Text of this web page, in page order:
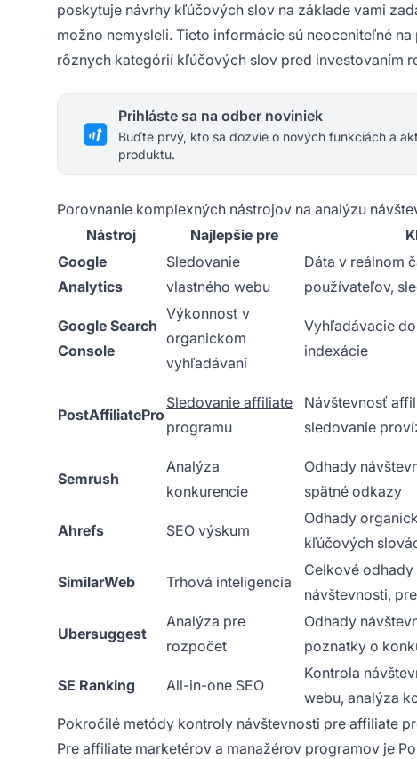
poskytuje návrhy kľúčových slov na základe vami
možno nemysleli. Tieto informácie sú neoceniteľné
rôznych kategórií kľúčových slov pred investovaním
Prihláste sa na odber noviniek
Buďte prvý, kto sa dozvie o nových funkciách a
produktu.
Porovnanie komplexných nástrojov na analýzu
Nástroj
Najlepšie pre
Google
Analytics
Sledovanie
vlastného webu
Dáta v reálnom
používateľov,
Google Search
Console
Výkonnosť v
organickom
vyhľadávaní
Vyhľadávacie
indexácie
PostAffiliatePro
Sledovanie affiliate
programu
Návštevnosť
sledovanie
Semrush
Analýza
konkurencie
Odhady
spätné odkazy
Ahrefs SEO výskum
Odhady
kľúčových
SimilarWeb Trhová inteligencia
Celkové
návštevnosti,
Ubersuggest
Analýza pre
rozpočet
Odhady
poznatky o
SE Ranking All-in-one SEO
Kontrola
webu, analýza
Pokročilé metódy kontroly návštevnosti pre affiliate
Pre affiliate marketérov a manažérov programov je